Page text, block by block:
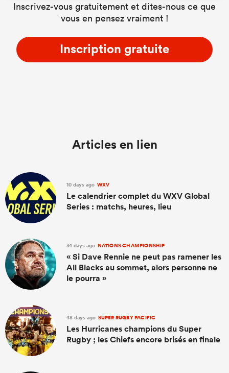
Inscrivez-vous gratuitement et dites-nous ce que
vous en pensez vraiment !
Inscription gratuite
Articles en lien
10 days ago WXV
Le calendrier complet du WXV Global
Series : matchs, heures, lieu
34 days ago NATIONS CHAMPIONSHIP
« Si Dave Rennie ne peut pas ramener les
All Blacks au sommet, alors personne ne
le pourra »
48 days ago SUPER RUGBY PACIFIC
Les Hurricanes champions du Super
Rugby ; les Chiefs encore brisés en finale